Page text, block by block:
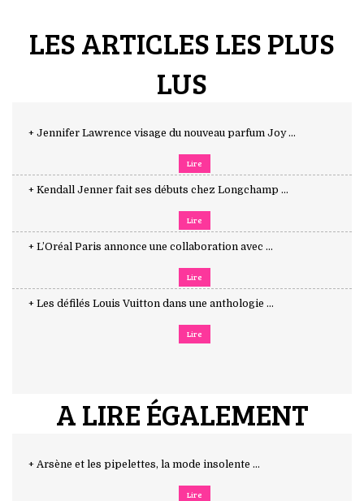
LES ARTICLES LES PLUS
LUS
+ Jennifer Lawrence visage du nouveau parfum Joy ...
Lire
+ Kendall Jenner fait ses débuts chez Longchamp ...
Lire
+ L’Oréal Paris annonce une collaboration avec ...
Lire
+ Les défilés Louis Vuitton dans une anthologie ...
Lire
A LIRE ÉGALEMENT
+ Arsène et les pipelettes, la mode insolente ...
Lire